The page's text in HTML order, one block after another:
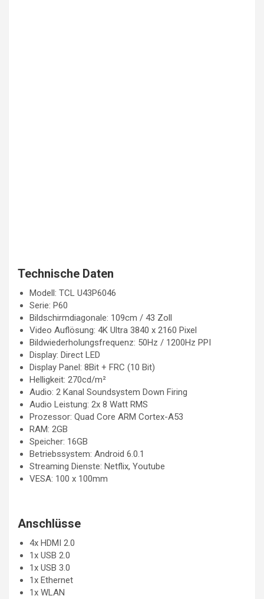
Technische Daten
Modell: TCL U43P6046
Serie: P60
Bildschirmdiagonale: 109cm / 43 Zoll
Video Auflösung: 4K Ultra 3840 x 2160 Pixel
Bildwiederholungsfrequenz: 50Hz / 1200Hz PPI
Display: Direct LED
Display Panel: 8Bit + FRC (10 Bit)
Helligkeit: 270cd/m²
Audio: 2 Kanal Soundsystem Down Firing
Audio Leistung: 2x 8 Watt RMS
Prozessor: Quad Core ARM Cortex-A53
RAM: 2GB
Speicher: 16GB
Betriebssystem: Android 6.0.1
Streaming Dienste: Netflix, Youtube
VESA: 100 x 100mm
Anschlüsse
4x HDMI 2.0
1x USB 2.0
1x USB 3.0
1x Ethernet
1x WLAN